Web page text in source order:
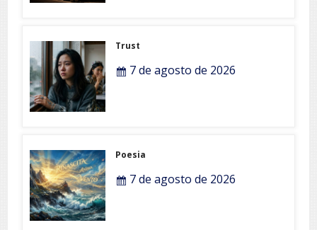
Trust
7 de agosto de 2026
Poesia
7 de agosto de 2026